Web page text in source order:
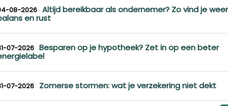
08-2026 Altijd bereikbaar als ondernemer? Zo vind je weer
en rust
07-2026 Besparen op je hypotheek? Zet in op een beter
07-2026 Zomerse stormen: wat je verzekering niet dekt